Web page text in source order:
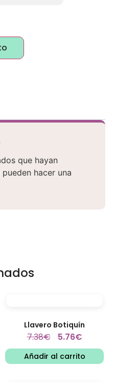
que hayan
hacer una
Llavero Botiquín
7.38€ 5.76€
Añadir al carrito